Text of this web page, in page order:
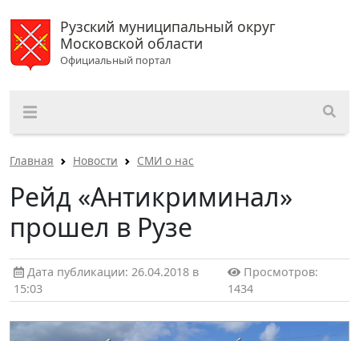
Рузский муниципальный округ
Московской области
Официальный портал
Главная Новости СМИ о нас
Рейд «Антикриминал»
прошел в Рузе
Дата публикации: 26.04.2018 в
15:03
Просмотров:
1434